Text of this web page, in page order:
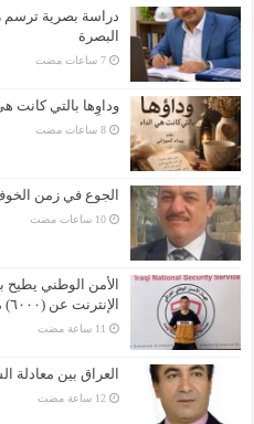
دراسة بصرية ترسم
البصرة
‏7 ساعات مضت
وداوِها بالتي كانت
‏8 ساعات مضت
الجوع في زمن
‏10 ساعات مضت
الأمن الوطني
الإنترنت عن (٦٠٠٠) مستخدمٍ في نينوى
العراق بين معادلة
‏12 ساعة مضت